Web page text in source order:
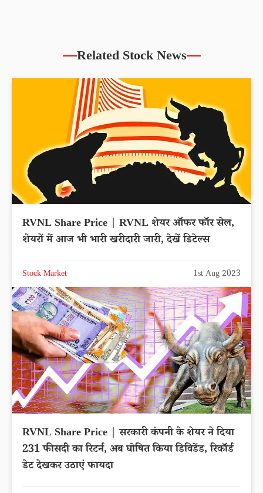
Related Stock News
RVNL Share Price | RVNL शेयर ऑफर फॉर सेल,
शेयरों में आज भी भारी खरीदारी जारी, देखें डिटेल्स
Stock Market 1st Aug 2023
RVNL Share Price | सरकारी कंपनी के शेयर ने दिया
231 फीसदी का रिटर्न, अब घोषित किया डिविडेंड, रिकॉर्ड
डेट देखकर उठाएं फायदा